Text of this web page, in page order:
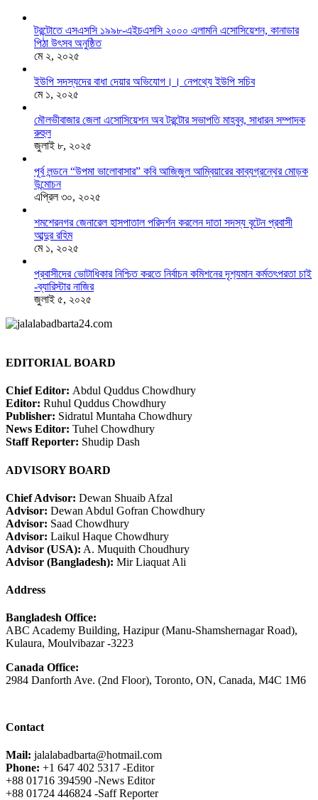
টরন্টোতে এসএসসি ১৯৯৮-এইচএসসি ২০০০ এলামনি এসোসিয়েশন, কানাডার
পিঠা উৎসব অনুষ্ঠিত
মে ২, ২০২৫
ইউপি সদস্যদের বাধা দেয়ার অভিযোগ।। নেপথ্যে ইউপি সচিব
মে ১, ২০২৫
মৌলভীবাজার জেলা এসোসিয়েশন অব টরন্টোর সভাপতি মাহবুব, সাধারন সম্পাদক
রুহুল
জুলাই ৮, ২০২৫
পূর্ব লন্ডনে “উপমা ভালোবাসার” কবি আজিজুল আম্বিয়ারের কাব্যগ্রন্থের মোড়ক
উন্মোচন
এপ্রিল ৩০, ২০২৫
শমশেরনগর জেনারেল হাসপাতাল পরিদর্শন করলেন দাতা সদস্য বৃটেন প্রবাসী
আব্দুর রহিম
মে ১, ২০২৫
প্রবাসীদের ভোটাধিকার নিশ্চিত করতে নির্বাচন কমিশনের দৃশ‍্যমান কর্মতৎপরতা চাই
-ব্যারিস্টার নাজির
জুলাই ৫, ২০২৫
EDITORIAL BOARD
Chief Editor: Abdul Quddus Chowdhury
Editor: Ruhul Quddus Chowdhury
Publisher: Sidratul Muntaha Chowdhury
News Editor: Tuhel Chowdhury
Staff Reporter: Shudip Dash
ADVISORY BOARD
Chief Advisor: Dewan Shuaib Afzal
Advisor: Dewan Abdul Gofran Chowdhury
Advisor: Saad Chowdhury
Advisor: Laikul Haque Chowdhury
Advisor (USA): A. Muquith Choudhury
Advisor (Bangladesh): Mir Liaquat Ali
Address
Bangladesh Office:
ABC Academy Building, Hazipur (Manu-Shamshernagar Road),
Kulaura, Moulvibazar -3223
Canada Office:
2984 Danforth Ave. (2nd Floor), Toronto, ON, Canada, M4C 1M6
Contact
Mail: jalalabadbarta@hotmail.com
Phone: +1 647 402 5317 -Editor
+88 01716 394590 -News Editor
+88 01724 446824 -Saff Reporter